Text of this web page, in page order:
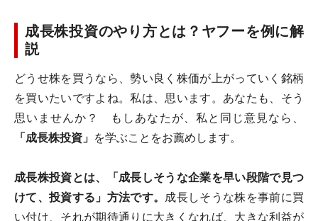
成長株投資のやり方とは？ヤフーを例に解
説
どうせ株を買うなら、勢い良く株価が上がっていく銘柄
を買いたいですよね。私は、思います。あなたも、そう
思いませんか？ もしあなたが、私と同じ意見なら、
「成長株投資」 を学ぶことをお薦めします。
成長株投資とは、「成長しそうな企業を早い段階で見つ
けて、投資する」方法です。 成長しそうな株を事前に買
い付け、それが期待通りに大きくなれば、大きな利益が